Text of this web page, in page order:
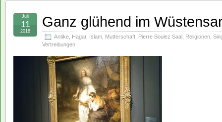
Ganz glühend im
Antike Hagar, Islam Mutterschaft Pierre Boulez Saal Religionen
Vertreibungen
Juli
11
2018